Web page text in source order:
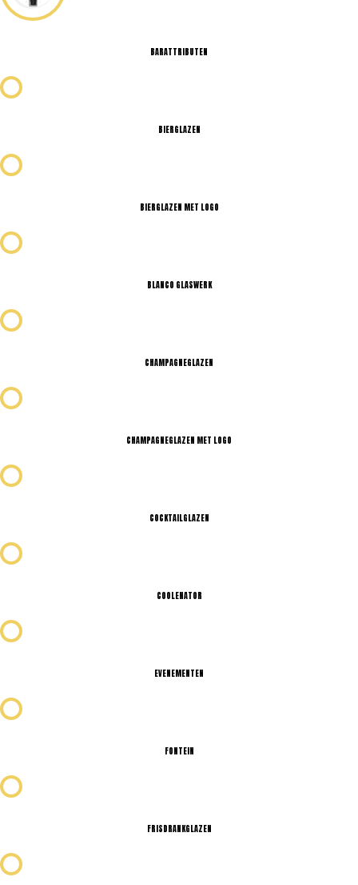
BARATTRIBUTEN
BIERGLAZEN
BIERGLAZEN MET LOGO
BLANCO GLASWERK
CHAMPAGNEGLAZEN
CHAMPAGNEGLAZEN MET LOGO
COCKTAILGLAZEN
COOLENATOR
EVENEMENTEN
FONTEIN
FRISDRANKGLAZEN